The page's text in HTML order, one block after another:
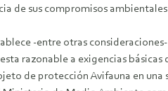
de sus compromisos
-entre otras
razonable a exigencias
de protección Avifauna en una